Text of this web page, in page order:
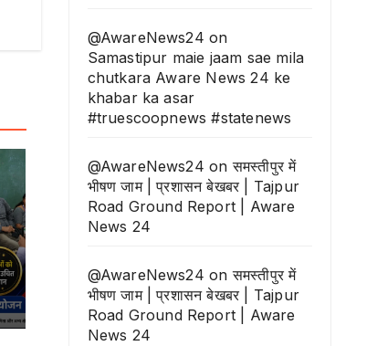
@AwareNews24 on
Samastipur maie jaam sae mila
chutkara Aware News 24 ke
khabar ka asar
#truescoopnews #statenews
@AwareNews24 onसमस्तीपुर में
भीषण जाम | प्रशासन बेखबर | Tajpur
Road Ground Report | Aware
News 24
@AwareNews24 onसमस्तीपुर में
भीषण जाम | प्रशासन बेखबर | Tajpur
Road Ground Report | Aware
News 24